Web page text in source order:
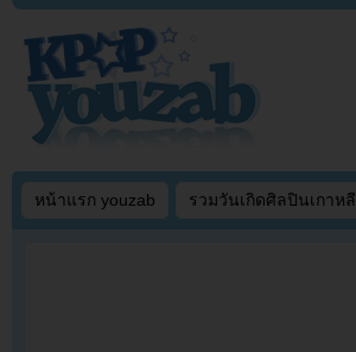
หน้าแรก youzab รวมวันเกิดศิลปินเกาหลี